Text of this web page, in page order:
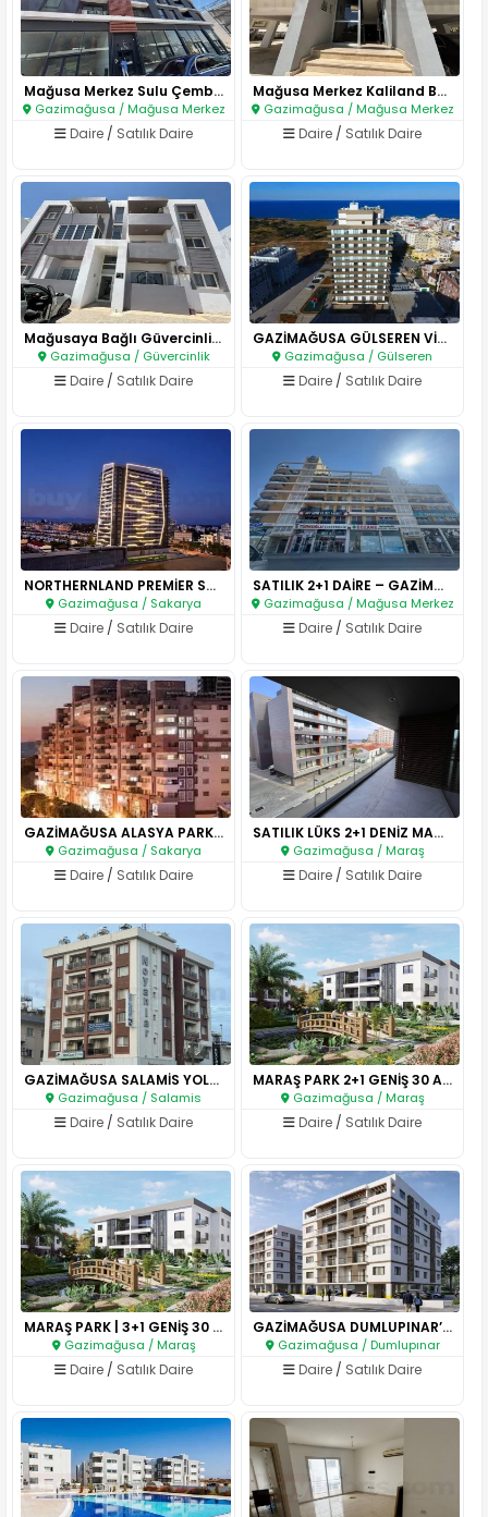
Mağusa Merkez Sulu Çember Yanı..
Gazimağusa / Mağusa Merkez
Daire / Satılık Daire
Mağusa Merkez Kaliland Bölgesi..
Gazimağusa / Mağusa Merkez
Daire / Satılık Daire
Mağusaya Bağlı Güvercinlik Böl..
Gazimağusa / Güvercinlik
Daire / Satılık Daire
GAZİMAĞUSA GÜLSEREN VİA PARK 1..
Gazimağusa / Gülseren
Daire / Satılık Daire
NORTHERNLAND PREMİER SATILIK T..
Gazimağusa / Sakarya
Daire / Satılık Daire
SATILIK 2+1 DAİRE – GAZİMAĞUSA..
Gazimağusa / Mağusa Merkez
Daire / Satılık Daire
GAZİMAĞUSA ALASYA PARK SİTESİ’..
Gazimağusa / Sakarya
Daire / Satılık Daire
SATILIK LÜKS 2+1 DENİZ MANZARA..
Gazimağusa / Maraş
Daire / Satılık Daire
GAZİMAĞUSA SALAMİS YOLU ÜZERİN..
Gazimağusa / Salamis
Daire / Satılık Daire
MARAŞ PARK 2+1 GENİŞ 30 AY FAİ..
Gazimağusa / Maraş
Daire / Satılık Daire
MARAŞ PARK | 3+1 GENİŞ 30 AY F..
Gazimağusa / Maraş
Daire / Satılık Daire
GAZİMAĞUSA DUMLUPINAR’DA MODER..
Gazimağusa / Dumlupınar
Daire / Satılık Daire